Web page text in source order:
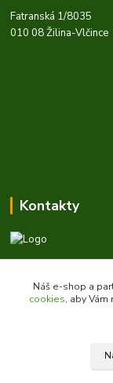
Fatranská 1/8035
010 08 Žilina-Vlčince
Kontakty
Zákaznícka podpora
+421 903 707
(Po-Pia, 8-16 hod.)
Náš e-shop a
cookies, aby